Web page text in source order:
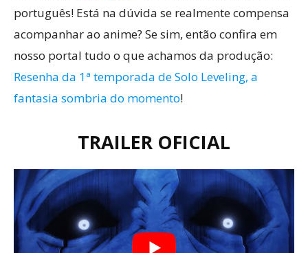
português! Está na dúvida se realmente compensa
acompanhar ao anime? Se sim, então confira em
nosso portal tudo o que achamos da produção:
Resenha da 1ª temporada de Solo Leveling, a
fantasia sombria do momento!
TRAILER OFICIAL